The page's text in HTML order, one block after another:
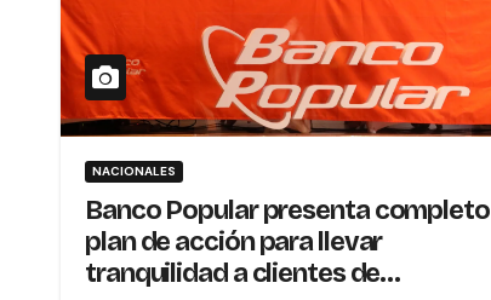
NACIONALES
Banco Popular presenta completo
plan de acción para llevar
tranquilidad a clientes de